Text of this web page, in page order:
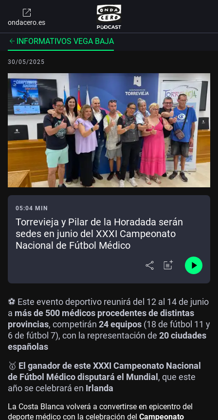
ondacero.es
INFORMATIVOS VEGA BAJA
30/05/2025
05:04 MIN
Torrevieja y Pilar de la Horadada serán
sedes en junio del XXXI Campeonato
Nacional de Fútbol Médico
⚽ Este evento deportivo reunirá del 12 al 14 de junio
a más de 500 médicos procedentes de distintas
provincias, competirán 24 equipos (18 de fútbol 11 y
6 de fútbol 7), con la representación de 20 ciudades
españolas
🥇 El ganador de este XXXI Campeonato Nacional
de Fútbol Médico disputará el Mundial , que este
año se celebrará en Irlanda
La Costa Blanca volverá a convertirse en epicentro del
deporte médico con la celebración del Campeonato